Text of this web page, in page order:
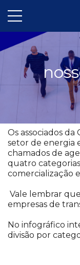
Os associados
setor de energia
chamados de
quatro
comercialização
Vale lembrar
empresas de
No infográfico
divisão por